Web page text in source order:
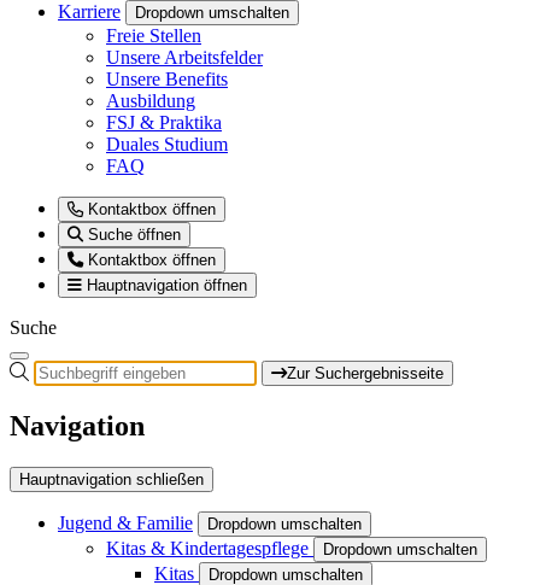
Karriere
Dropdown umschalten
Freie Stellen
Unsere Arbeitsfelder
Unsere Benefits
Ausbildung
FSJ & Praktika
Duales Studium
FAQ
Kontaktbox öffnen
Suche öffnen
Kontaktbox öffnen
Hauptnavigation öffnen
Suche
Zur Suchergebnisseite
Navigation
Hauptnavigation schließen
Jugend & Familie Dropdown umschalten
Kitas & Kindertagespflege Dropdown umschalten
Kitas Dropdown umschalten